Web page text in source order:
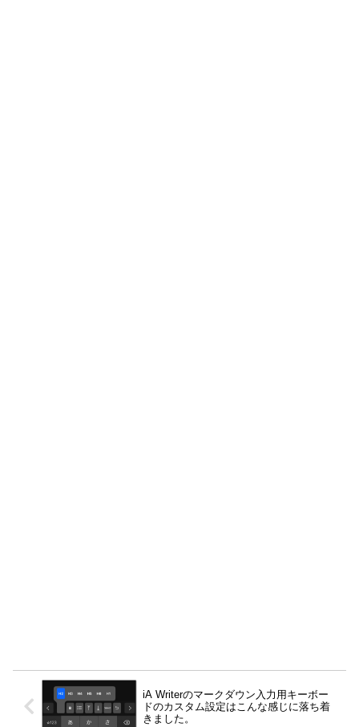
iA Writerのマークダウン入力用キーボー
ドのカスタム設定はこんな感じに落ち着
きました。